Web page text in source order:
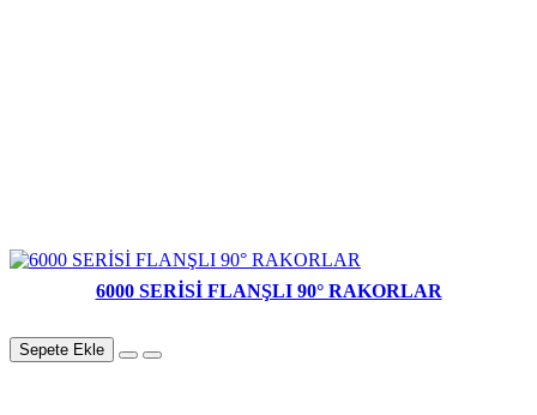
6000 SERİSİ FLANŞLI 90° RAKORLAR
Sepete Ekle